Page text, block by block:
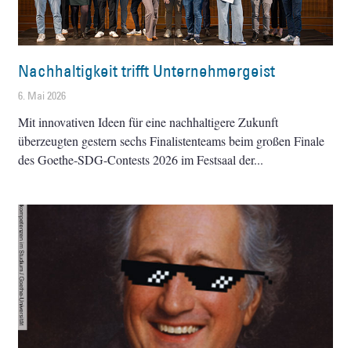
Nachhaltigkeit trifft Unternehmergeist
6. Mai 2026
Mit innovativen Ideen für eine nachhaltigere Zukunft
überzeugten gestern sechs Finalistenteams beim großen Finale
des Goethe-SDG-Contests 2026 im Festsaal der